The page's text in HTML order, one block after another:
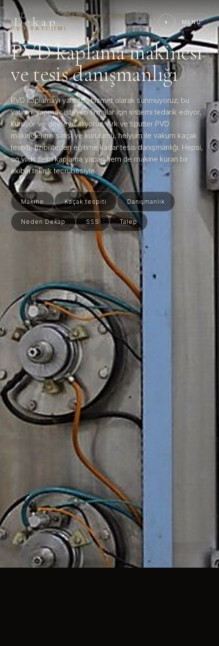
Dekap ◐ MENU
PVD Kaplama/Makine ve danışmanlık
PVD YATIRIMI
PVD kaplama makinesi
ve tesis danışmanlığı
PVD kaplamayı yalnızca hizmet olarak sunmuyoruz; bu
yatırımı yapmak isteyen firmalar için sistemi tedarik ediyor,
kuruyor ve devreye alıyoruz. Ark ve sputter PVD
makinelerinin satışı ve kurulumu, helyum ile vakum kaçak
tespiti, fizibiliteden eğitime kadar tesis danışmanlığı. Hepsi,
on yıldır hem kaplama yapan hem de makine kuran bir
ekibin teknik tecrübesiyle.
Makine Kaçak tespiti Danışmanlık
Neden Dekap SSS Talep